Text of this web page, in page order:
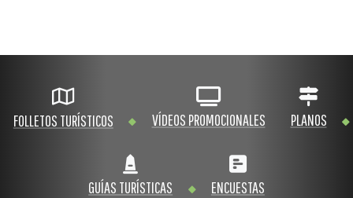
FOLLETOS TURÍSTICOS VÍDEOS PROMOCIONALES PLANOS
GUÍAS TURÍSTICAS ENCUESTAS